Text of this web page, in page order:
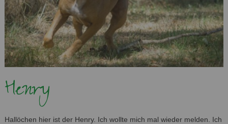
Henry
Hallöchen hier ist der Henry. Ich wollte mich mal wieder melden. Ich